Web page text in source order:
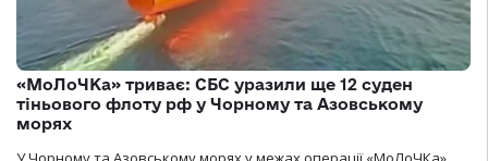
«МоЛоЧКа» триває: СБС уразили ще 12 суден
тіньового флоту рф у Чорному та Азовському
морях